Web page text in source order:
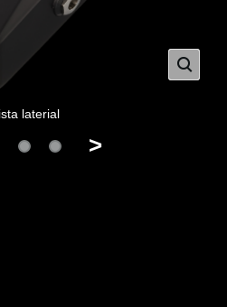
laterial
>